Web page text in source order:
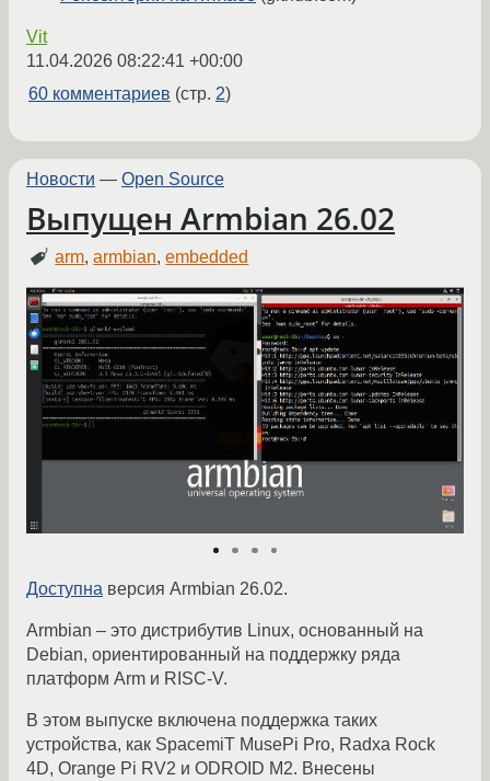
Vit
11.04.2026 08:22:41 +00:00
60 комментариев (стр. 2)
Новости — Open Source
Выпущен Armbian 26.02
arm,armbian,embedded
Доступна версия Armbian 26.02.
Armbian – это дистрибутив Linux, основанный на
Debian, ориентированный на поддержку ряда
платформ Arm и RISC-V.
В этом выпуске включена поддержка таких
устройства, как SpacemiT MusePi Pro, Radxa Rock
4D, Orange Pi RV2 и ODROID M2. Внесены